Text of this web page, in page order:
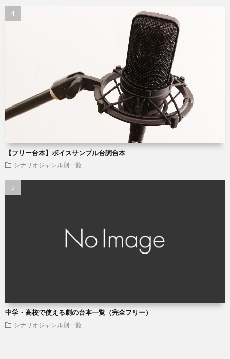
【フリー台本】ボイスサンプル台詞台本
シナリオジャンル別一覧
中学・高校で使える劇の台本一覧（完全フリー）
シナリオジャンル別一覧